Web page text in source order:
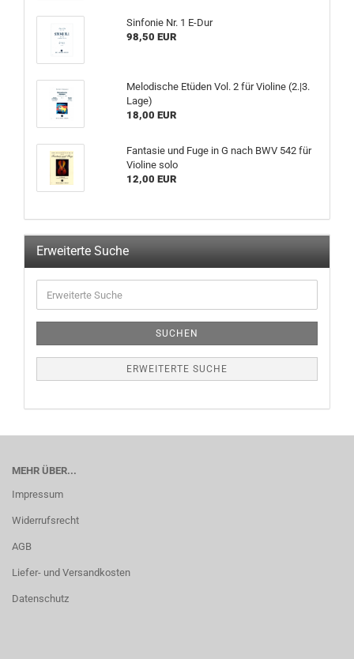
Sinfonie Nr. 1 E-Dur
98,50 EUR
Melodische Etüden Vol. 2 für Violine (2.|3.
Lage)
18,00 EUR
Fantasie und Fuge in G nach BWV 542 für
Violine solo
12,00 EUR
Erweiterte Suche
SUCHEN
ERWEITERTE SUCHE
MEHR ÜBER...
Impressum
Widerrufsrecht
AGB
Liefer- und Versandkosten
Datenschutz